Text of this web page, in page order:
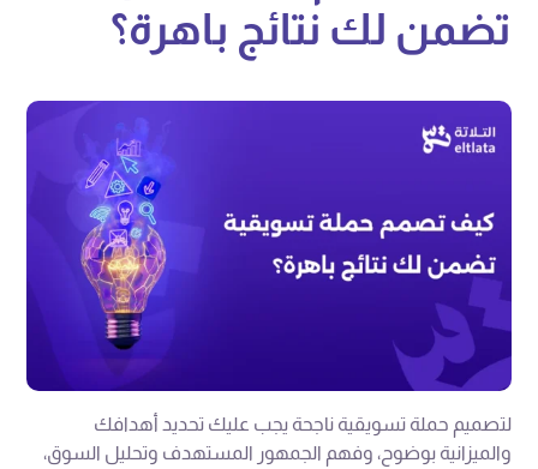
تضمن لك نتائج باهرة؟
لتصميم حملة تسويقية ناجحة يجب عليك تحديد أهدافك
والميزانية بوضوح، وفهم الجمهور المستهدف وتحليل السوق،